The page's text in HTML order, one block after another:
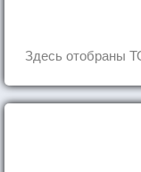
Здесь отобраны